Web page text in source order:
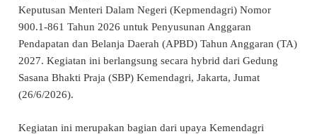
Keputusan Menteri Dalam Negeri (Kepmendagri) Nomor
900.1-861 Tahun 2026 untuk Penyusunan Anggaran
Pendapatan dan Belanja Daerah (APBD) Tahun Anggaran (TA)
2027. Kegiatan ini berlangsung secara hybrid dari Gedung
Sasana Bhakti Praja (SBP) Kemendagri, Jakarta, Jumat
(26/6/2026).
Kegiatan ini merupakan bagian dari upaya Kemendagri